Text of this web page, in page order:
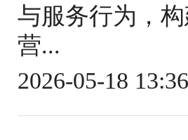
与服务行为，
营...
2026-05-18